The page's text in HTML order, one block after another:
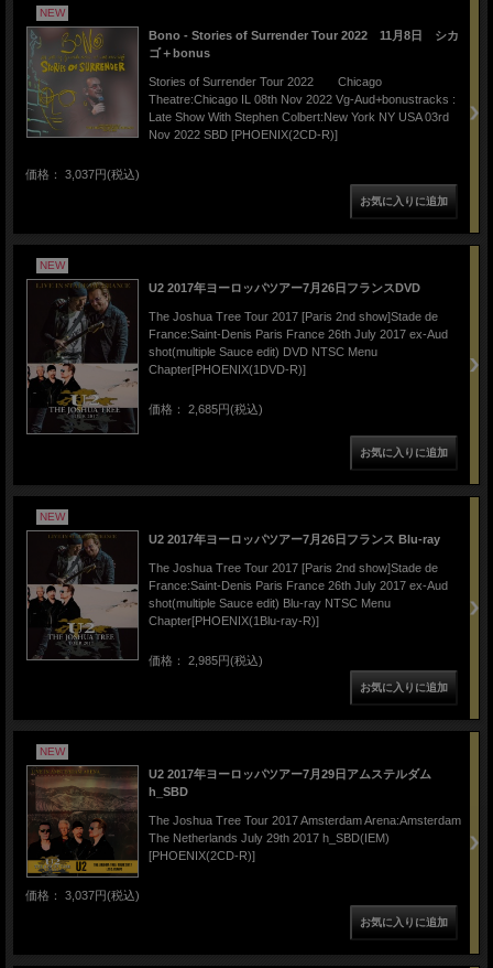
NEW
Bono - Stories of Surrender Tour 2022 11月8日 シカ
ゴ＋bonus
Stories of Surrender Tour 2022 Chicago
Theatre:Chicago IL 08th Nov 2022 Vg-Aud+bonustracks :
Late Show With Stephen Colbert:New York NY USA 03rd
Nov 2022 SBD [PHOENIX(2CD-R)]
価格： 3,037円(税込)
NEW
U2 2017年ヨーロッパツアー7月26日フランスDVD
The Joshua Tree Tour 2017 [Paris 2nd show]Stade de
France:Saint-Denis Paris France 26th July 2017 ex-Aud
shot(multiple Sauce edit) DVD NTSC Menu
Chapter[PHOENIX(1DVD-R)]
価格： 2,685円(税込)
NEW
U2 2017年ヨーロッパツアー7月26日フランス Blu-ray
The Joshua Tree Tour 2017 [Paris 2nd show]Stade de
France:Saint-Denis Paris France 26th July 2017 ex-Aud
shot(multiple Sauce edit) Blu-ray NTSC Menu
Chapter[PHOENIX(1Blu-ray-R)]
価格： 2,985円(税込)
NEW
U2 2017年ヨーロッパツアー7月29日アムステルダム
h_SBD
The Joshua Tree Tour 2017 Amsterdam Arena:Amsterdam
The Netherlands July 29th 2017 h_SBD(IEM)
[PHOENIX(2CD-R)]
価格： 3,037円(税込)